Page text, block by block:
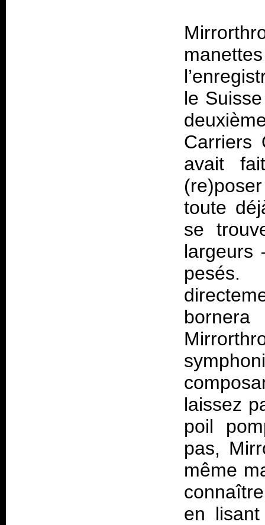
le
Carriers
avait
toute
se
largeurs
laissez
poil
pas,
même
en